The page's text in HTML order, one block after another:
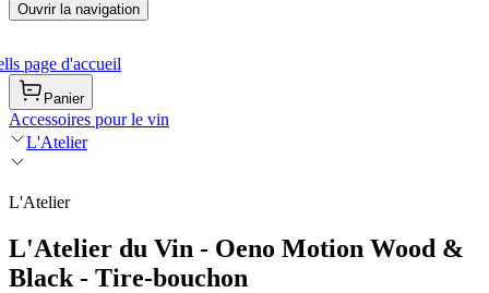
Ouvrir la navigation
page d'accueil
Panier
Accessoires pour le vin
L'Atelier
L'Atelier
L'Atelier du Vin - Oeno Motion Wood &
Black - Tire-bouchon